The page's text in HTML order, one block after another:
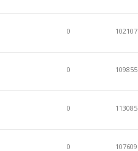
0 102107
0 109855
0 113085
0 107609